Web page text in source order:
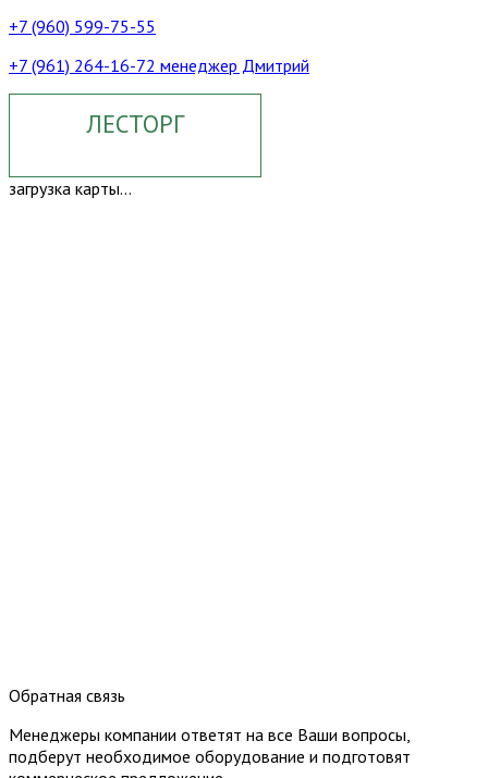
+7 (960) 599-75-55
+7 (961) 264-16-72 менеджер Дмитрий
ЛЕСТОРГ
загрузка карты...
Обратная связь
Менеджеры компании ответят на все Ваши вопросы,
подберут необходимое оборудование и подготовят